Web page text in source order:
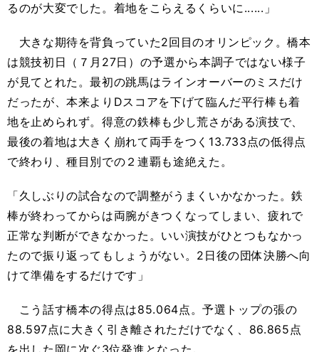
るのが大変でした。着地をこらえるくらいに......」
大きな期待を背負っていた2回目のオリンピック。橋本
は競技初日（７月27日）の予選から本調子ではない様子
が見てとれた。最初の跳馬はラインオーバーのミスだけ
だったが、本来よりDスコアを下げて臨んだ平行棒も着
地を止められず。得意の鉄棒も少し荒さがある演技で、
最後の着地は大きく崩れて両手をつく13.733点の低得点
で終わり、種目別での２連覇も途絶えた。
「久しぶりの試合なので調整がうまくいかなかった。鉄
棒が終わってからは両腕がきつくなってしまい、疲れで
正常な判断ができなかった。いい演技がひとつもなかっ
たので振り返ってもしょうがない。2日後の団体決勝へ向
けて準備をするだけです」
こう話す橋本の得点は85.064点。予選トップの張の
88.597点に大きく引き離されただけでなく、86.865点
を出した岡に次ぐ3位発進となった。